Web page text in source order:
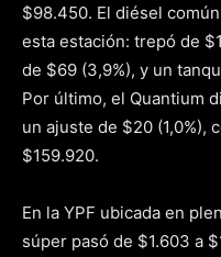
$98.450. El diésel
esta estación: trepó de
de $69 (3,9%), y un
Por último, el Quantium
un ajuste de $20 (1,0%),
$159.920.
En la YPF ubicada en
súper pasó de $1.603 a